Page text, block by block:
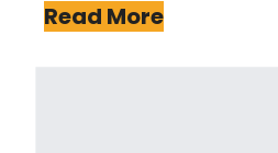
Read More